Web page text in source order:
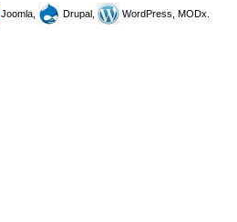
Joomla, Drupal, WordPress, MODx.